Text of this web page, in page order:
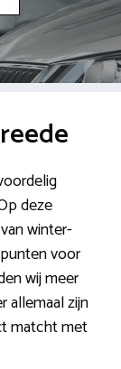
deze
winter-
voor
wij meer
allemaal zijn
matcht met